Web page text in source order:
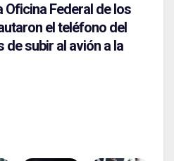
Oficina Federal de los
el teléfono del
de subir al avión a la